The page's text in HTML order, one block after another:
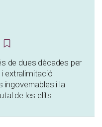
de dues dècades per
extralimitació
ingovernables i la
de les elits